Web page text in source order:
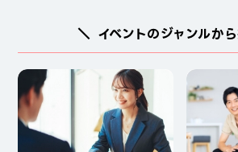
＼ イベントのジャンルか